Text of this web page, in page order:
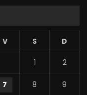
V S D
1 2
7 8 9